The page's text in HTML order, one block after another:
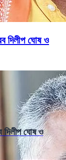
দিলীপ ঘোষ ও
দিলীপ ঘোষ ও